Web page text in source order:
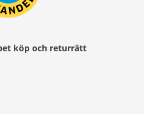
köp och returrätt